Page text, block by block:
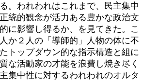
。われわれはこれまで、民主集中
統的観念が活力ある豊かな政治文
に影響し得るか、を見てきた。こ
か２人の「導師的」人物の体に不
トップダウン的な指示構造と組に
な活動家の才能を浪費し焼き尽く
集中性に対するわれわれのオルタ